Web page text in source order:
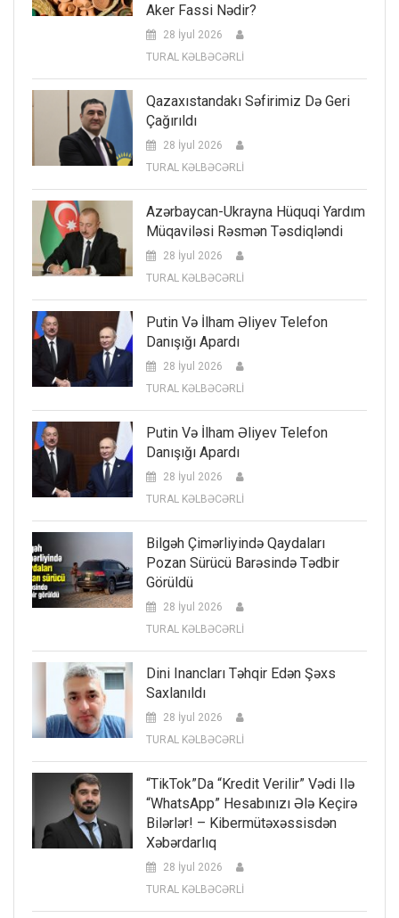
Aker Fassi Nədir?
28 İyul 2026
TURAL KƏLBƏCƏRLİ
Qazaxıstandakı Səfirimiz Də Geri
Çağırıldı
28 İyul 2026
TURAL KƏLBƏCƏRLİ
Azərbaycan-Ukrayna Hüquqi Yardım
Müqaviləsi Rəsmən Təsdiqləndi
28 İyul 2026
TURAL KƏLBƏCƏRLİ
Putin Və İlham Əliyev Telefon
Danışığı Apardı
28 İyul 2026
TURAL KƏLBƏCƏRLİ
Putin Və İlham Əliyev Telefon
Danışığı Apardı
28 İyul 2026
TURAL KƏLBƏCƏRLİ
Bilgəh Çimərliyində Qaydaları
Pozan Sürücü Barəsində Tədbir
Görüldü
28 İyul 2026
TURAL KƏLBƏCƏRLİ
Dini Inancları Təhqir Edən Şəxs
Saxlanıldı
28 İyul 2026
TURAL KƏLBƏCƏRLİ
“TikTok”da “kredit Verilir” Vədi Ilə
“WhatsApp” Hesabınızı Ələ Keçirə
Bilərlər! – Kibermütəxəssisdən
Xəbərdarlıq
28 İyul 2026
TURAL KƏLBƏCƏRLİ